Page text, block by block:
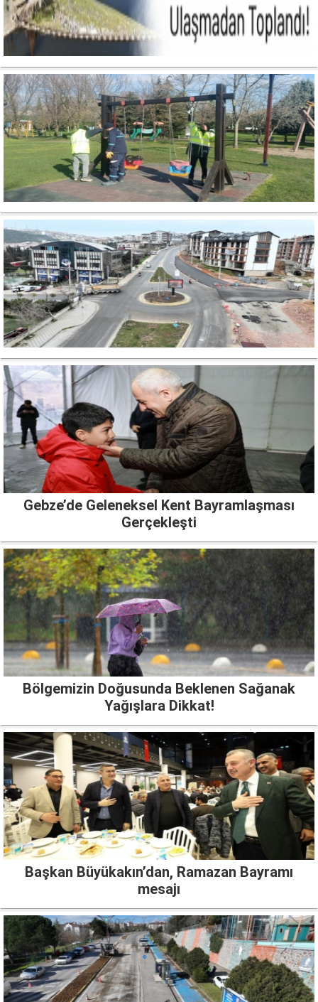
Gebze’de Geleneksel Kent Bayramlaşması
Gerçekleşti
Bölgemizin Doğusunda Beklenen Sağanak
Yağışlara Dikkat!
Başkan Büyükakın’dan, Ramazan Bayramı
mesajı